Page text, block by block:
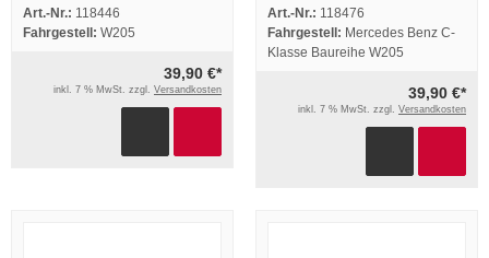
Betriebsanleitung 2014
Bedienung Bordbuch
Art.-Nr.: 118446
Fahrgestell: W205
39,90 €*
inkl. 7 % MwSt. zzgl. Versandkosten
Bedienung Bordbuch
Deutsch
Art.-Nr.: 118476
Fahrgestell: Mercedes Benz C-
Klasse Baureihe W205
39,90 €*
inkl. 7 % MwSt. zzgl. Versandkosten